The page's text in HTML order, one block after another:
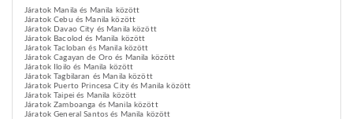
Járatok Manila és Manila között
Járatok Cebu és Manila között
Járatok Davao City és Manila között
Járatok Bacolod és Manila között
Járatok Tacloban és Manila között
Járatok Cagayan de Oro és Manila között
Járatok Iloilo és Manila között
Járatok Tagbilaran és Manila között
Járatok Puerto Princesa City és Manila között
Járatok Taipei és Manila között
Járatok Zamboanga és Manila között
Járatok General Santos és Manila között